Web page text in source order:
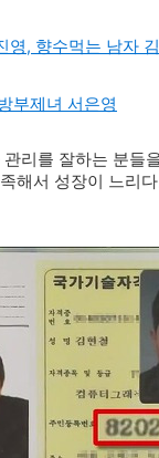
영, 향수먹는 남자
부제녀 서은영
리를 잘하는 분들
해서 성장이 느리